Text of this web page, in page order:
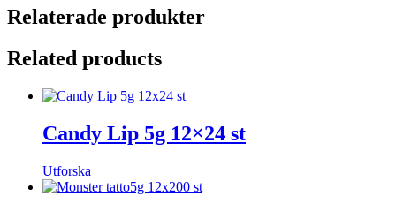
Relaterade produkter
Related products
Candy Lip 5g 12×24 st
Utforska